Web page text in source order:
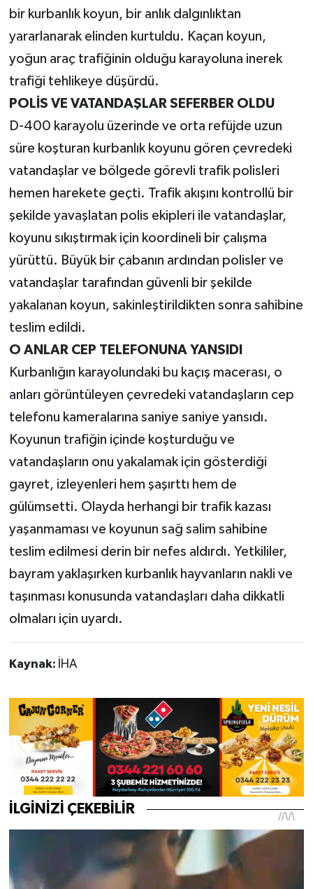
bir kurbanlık koyun, bir anlık dalgınlıktan
yararlanarak elinden kurtuldu. Kaçan koyun,
yoğun araç trafiğinin olduğu karayoluna inerek
trafiği tehlikeye düşürdü.
POLİS VE VATANDAŞLAR SEFERBER OLDU
D-400 karayolu üzerinde ve orta refüjde uzun
süre koşturan kurbanlık koyunu gören çevredeki
vatandaşlar ve bölgede görevli trafik polisleri
hemen harekete geçti. Trafik akışını kontrollü bir
şekilde yavaşlatan polis ekipleri ile vatandaşlar,
koyunu sıkıştırmak için koordineli bir çalışma
yürüttü. Büyük bir çabanın ardından polisler ve
vatandaşlar tarafından güvenli bir şekilde
yakalanan koyun, sakinleştirildikten sonra sahibine
teslim edildi.
O ANLAR CEP TELEFONUNA YANSIDI
Kurbanlığın karayolundaki bu kaçış macerası, o
anları görüntüleyen çevredeki vatandaşların cep
telefonu kameralarına saniye saniye yansıdı.
Koyunun trafiğin içinde koşturduğu ve
vatandaşların onu yakalamak için gösterdiği
gayret, izleyenleri hem şaşırttı hem de
gülümsetti. Olayda herhangi bir trafik kazası
yaşanmaması ve koyunun sağ salim sahibine
teslim edilmesi derin bir nefes aldırdı. Yetkililer,
bayram yaklaşırken kurbanlık hayvanların nakli ve
taşınması konusunda vatandaşları daha dikkatli
olmaları için uyardı.
Kaynak: İHA